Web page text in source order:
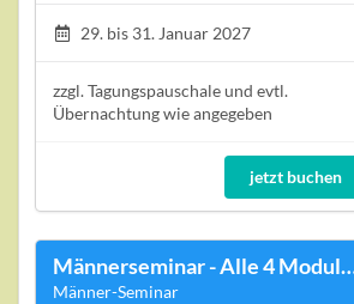
29. bis 31. Januar 2027
zzgl. Tagungspauschale und evtl.
Übernachtung wie angegeben
jetzt buchen
Männerseminar - Alle 4 Module /
Männer-Seminar